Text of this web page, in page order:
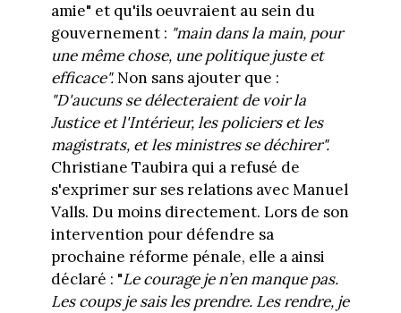
amie" et qu'ils oeuvraient au sein du
gouvernement : "main dans la main, pour
une même chose, une politique juste et
efficace". Non sans ajouter que :
"D'aucuns se délecteraient de voir la
Justice et l'Intérieur, les policiers et les
magistrats, et les ministres se déchirer".
Christiane Taubira qui a refusé de
s'exprimer sur ses relations avec Manuel
Valls. Du moins directement. Lors de son
intervention pour défendre sa
prochaine réforme pénale, elle a ainsi
déclaré : "Le courage je n’en manque pas.
Les coups je sais les prendre. Les rendre, je